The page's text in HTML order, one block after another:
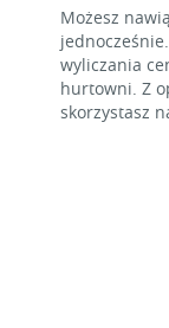
Możesz
wyliczania
hurtowni. Z
skorzystasz